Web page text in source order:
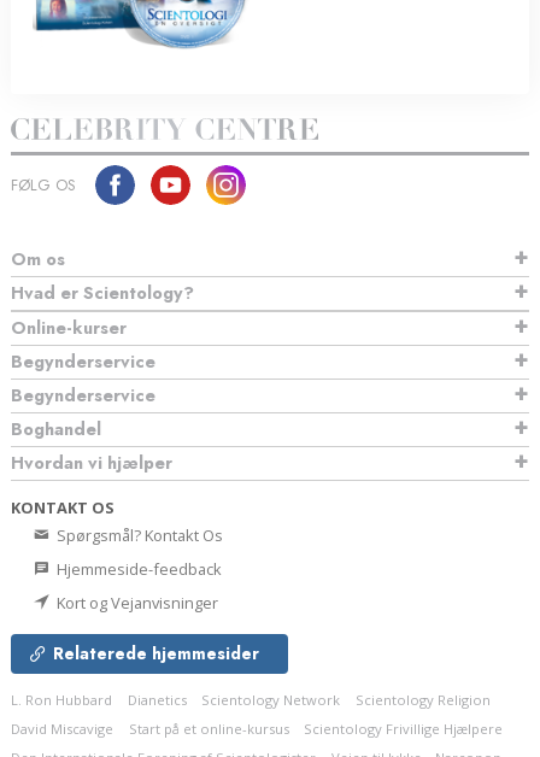
FØLG OS
Om os
Hvad er Scientology?
Online-kurser
Begynderservice
Begynderservice
Boghandel
Hvordan vi hjælper
KONTAKT OS
Spørgsmål? Kontakt Os
Hjemmeside-feedback
Kort og Vejanvisninger
Relaterede hjemmesider
L. Ron Hubbard Dianetics Scientology Network
Scientology Religion
David Miscavige
Start på et online-kursus
Scientology Frivillige Hjælpere